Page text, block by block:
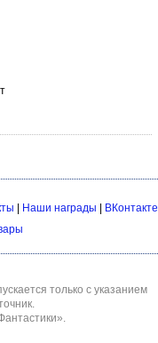
| Наши награды | ВКонтакте
только с указанием